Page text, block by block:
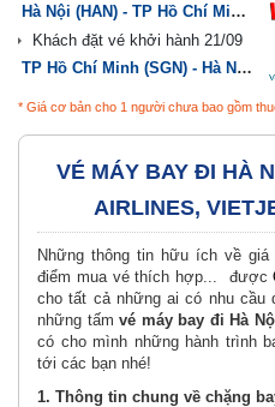
Hà Nội (HAN) - TP Hồ Chí Minh (SGN)
TP Hồ Chí Minh (SGN) - Hà Nội (HAN)
* Giá cơ bản cho 1 người chưa bao gồm
VÉ MÁY BAY ĐI HÀ
AIRLINES,
Những thông tin hữu ích về
điểm mua vé thích hợp... được
cho tất cả những ai có nhu cầu
những tấm vé máy bay đi Hà
có cho mình những hành trình
tới các bạn nhé!
1. Thông tin chung về chặng